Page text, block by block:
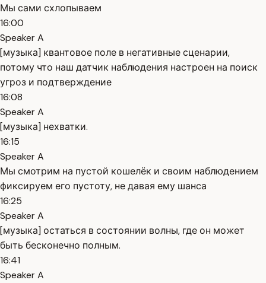
Мы сами схлопываем
16:00
Speaker A
[музыка] квантовое поле в негативные сценарии,
потому что наш датчик наблюдения настроен на поиск
угроз и подтверждение
16:08
Speaker A
[музыка] нехватки.
16:15
Speaker A
Мы смотрим на пустой кошелёк и своим наблюдением
фиксируем его пустоту, не давая ему шанса
16:25
Speaker A
[музыка] остаться в состоянии волны, где он может
быть бесконечно полным.
16:41
Speaker A